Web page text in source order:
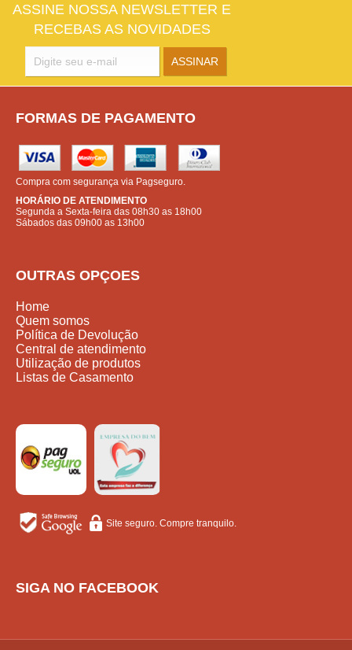
ASSINE NOSSA NEWSLETTER E
RECEBAS AS NOVIDADES
FORMAS DE PAGAMENTO
Compra com segurança via Pagseguro.
HORÁRIO DE ATENDIMENTO
Segunda a Sexta-feira das 08h30 as 18h00
Sábados das 09h00 as 13h00
OUTRAS OPÇOES
Home
Quem somos
Política de Devolução
Central de atendimento
Utilização de produtos
Listas de Casamento
Site seguro. Compre tranquilo.
SIGA NO FACEBOOK